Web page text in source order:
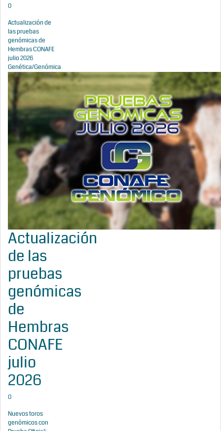
0
Actualización de
las pruebas
genómicas de
Hembras CONAFE
julio 2026
Genética/Genómica
Actualización
de las
pruebas
genómicas
de
Hembras
CONAFE
julio
2026
0
Nuevos toros
genómicos con